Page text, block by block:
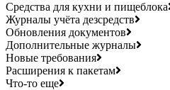
Средства для кухни и пищеблока
Журналы учёта дезсредств
Обновления документов
Дополнительные журналы
Новые требования
Расширения к пакетам
Что-то еще